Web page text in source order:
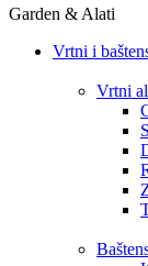
Garden & Alati
Vrtni i
Vrtni